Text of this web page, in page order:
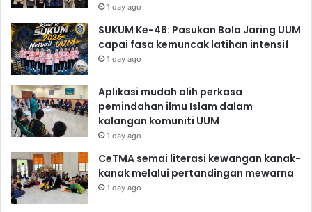
1 day ago
SUKUM Ke-46: Pasukan Bola Jaring UUM
capai fasa kemuncak latihan intensif
1 day ago
Aplikasi mudah alih perkasa
pemindahan ilmu Islam dalam
kalangan komuniti UUM
1 day ago
CeTMA semai literasi kewangan kanak-
kanak melalui pertandingan mewarna
1 day ago